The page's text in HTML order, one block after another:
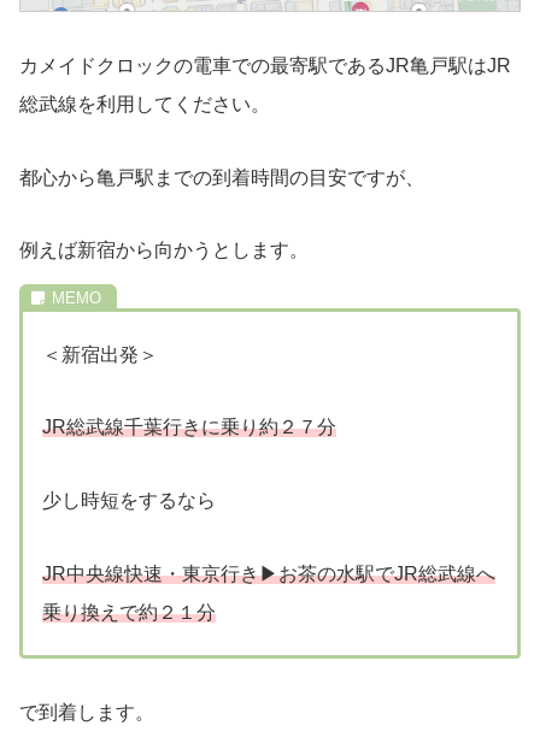
カメイドクロックの電車での最寄駅であるJR亀戸駅はJR
総武線を利用してください。
都心から亀戸駅までの到着時間の目安ですが、
例えば新宿から向かうとします。
＜新宿出発＞
JR総武線千葉行きに乗り約２７分
少し時短をするなら
JR中央線快速・東京行き▶︎お茶の水駅でJR総武線へ
乗り換えで約２１分
で到着します。